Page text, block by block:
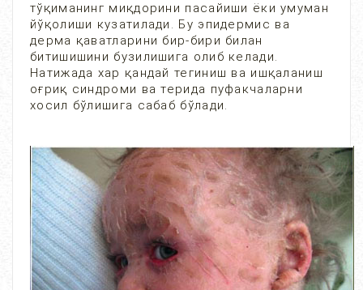
тўқиманинг миқдорини пасайиши ёки умуман
йўқолиши кузатилади. Бу эпидермис ва
дерма қаватларини бир-бири билан
битишишини бузилишига олиб келади.
Натижада хар қандай тегиниш ва ишқаланиш
оғриқ синдроми ва терида пуфакчаларни
хосил бўлишига сабаб бўлади.